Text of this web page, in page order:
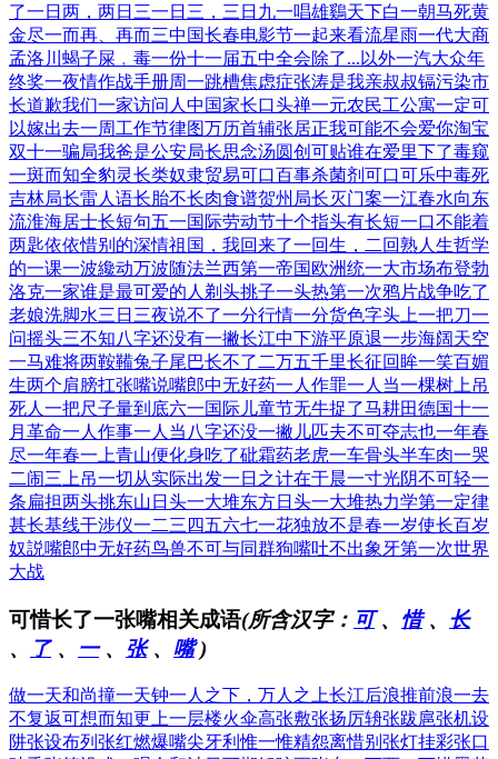
了一日两，两日三一日三，三日九一唱雄鷄天下白一朝马死黄
金尽一而再、再而三中国长春电影节一起来看流星雨一代大商
孟洛川 蝎子屎﹐毒一份十一届五中全会除了...以外一汽大众年
终奖一夜情作战手册周一跳槽焦虑症张涛是我亲叔叔镉污染市
长道歉我们一家访问人 中国家长口头禅一元农民工公寓一定可
以嫁出去一周工作节律图万历首辅张居正我可能不会爱你淘宝
双十一骗局我爸是公安局长思念汤圆创可贴谁在爱里下了毒窥
一斑而知全豹灵长类奴隶贸易可口百事杀菌剂 可口可乐中毒死
吉林局长雷人语长胎不长肉食谱贺州局长灭门案一江春水向东
流淮海居士长短句五一国际劳动节十个指头有长短一口不能着
两匙依依惜别的深情祖国，我回来了一回生，二回熟人生哲学
的一课一波纔动万波随法兰西第一帝国欧洲统一大市场布登勃
洛克一家谁是最可爱的人 剃头挑子一头热第一次鸦片战争吃了
老娘洗脚水三日三夜说不了一分行情一分货色字头上一把刀一
问摇头三不知八字还没有一撇长江中下游平原退一步海阔天空
一马难将两鞍鞴兔子尾巴长不了 二万五千里长征回眸一笑百媚
生两个肩膀扛张嘴说嘴郎中无好药一人作罪一人当一棵树上吊
死人 一把尺子量到底六一国际儿童节无牛捉了马耕田德国十一
月革命一人作事一人当 八字还没一撇儿匹夫不可夺志也一年春
尽一年春一上青山便化身吃了砒霜药老虎一车骨头半车肉一哭
二闹三上吊一切从实际出发一日之计在于晨一寸光阴不可轻一
条扁担两头挑东山日头一大堆东方日头一大堆热力学第一定律
甚长基线干涉仪一二三四五六七一花独放不是春一岁使长百岁
奴説嘴郎中无好药鸟兽不可与同群狗嘴吐不出象牙第一次世界
大战
可惜长了一张嘴相关成语(所含汉字： 可、 惜、 长
、
了、 一、 张、 嘴)
做一天和尚撞一天钟一人之下，万人之上长江后浪推前浪一去
不复返可想而知更上一层楼火伞高张敷张扬厉辀张跋扈张机设
阱张设布列 张红燃爆嘴尖牙利惟一惟精怨离惜别 张灯挂彩张口